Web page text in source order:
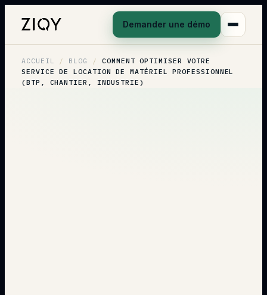
Demander une démo
ACCUEIL / BLOG /
COMMENT OPTIMISER VOTRE
SERVICE DE LOCATION DE MATÉRIEL PROFESSIONNEL
(BTP, CHANTIER, INDUSTRIE)